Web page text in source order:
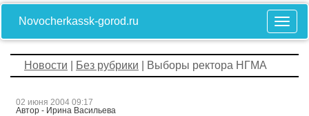
Novocherkassk-gorod.ru
Новости Без рубрики | Выборы ректора НГМА
02 июня 2004 09:17
Автор - Ирина Васильева